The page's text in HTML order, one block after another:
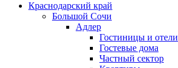
Краснодарский край
Большой Сочи
Адлер
Гостиницы и отели
Гостевые дома
Частный сектор